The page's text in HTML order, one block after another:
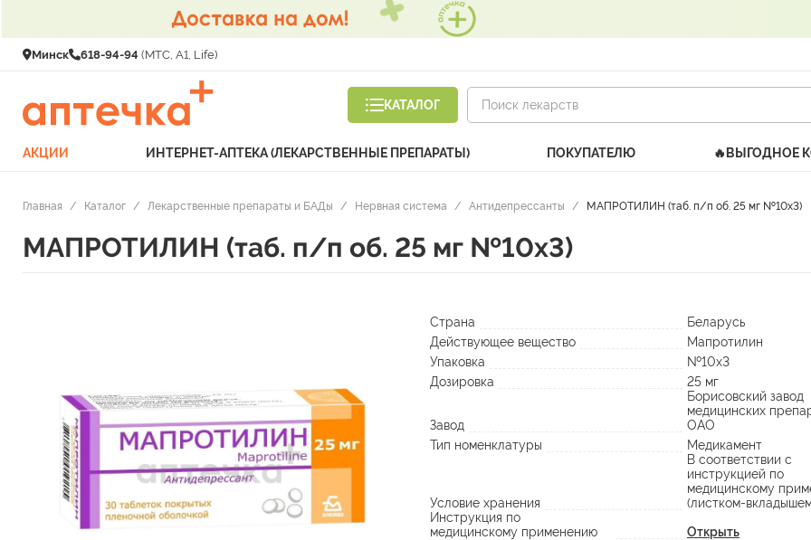
Минск 618-94-94 (МТС, A1, Life)
КАТАЛОГ
АКЦИИ ИНТЕРНЕТ-АПТЕКА (ЛЕКАРСТВЕННЫЕ ПРЕПАРАТЫ) ПОКУПАТЕЛЮ 🔥ВЫГОДНОЕ
Главная / Каталог / Лекарственные препараты и БАДы / Нервная система / Антидепрессанты / МАПРОТИЛИН (таб. п/п об. 25 мг №10х3)
МАПРОТИЛИН (таб. п/п об. 25 мг №10х3)
Страна
Беларусь
Действующее вещество
Мапротилин
Упаковка
№10х3
Дозировка
25 мг
Завод
Борисовский завод
медицинских
ОАО
Тип номенклатуры
Медикамент
Условие хранения
В соответствии с
инструкцией по
медицинскому
(листком-
Инструкция по
медицинскому применению
Открыть